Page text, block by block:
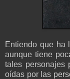
Entiendo que ha
aunque tiene
tales personajes
oídas por las